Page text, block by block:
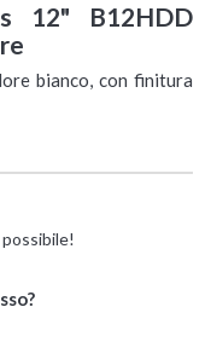
12" B12HDD
bianco, con finitura